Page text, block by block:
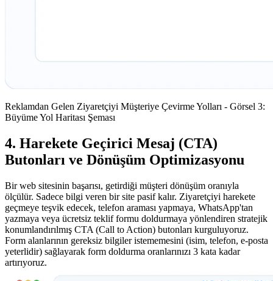
Reklamdan Gelen Ziyaretçiyi Müşteriye Çevirme Yolları - Görsel 3:
Büyüme Yol Haritası Şeması
4. Harekete Geçirici Mesaj (CTA)
Butonları ve Dönüşüm Optimizasyonu
Bir web sitesinin başarısı, getirdiği müşteri dönüşüm oranıyla
ölçülür. Sadece bilgi veren bir site pasif kalır. Ziyaretçiyi harekete
geçmeye teşvik edecek, telefon araması yapmaya, WhatsApp'tan
yazmaya veya ücretsiz teklif formu doldurmaya yönlendiren stratejik
konumlandırılmış CTA (Call to Action) butonları kurguluyoruz.
Form alanlarının gereksiz bilgiler istememesini (isim, telefon, e-posta
yeterlidir) sağlayarak form doldurma oranlarınızı 3 kata kadar
artırıyoruz.